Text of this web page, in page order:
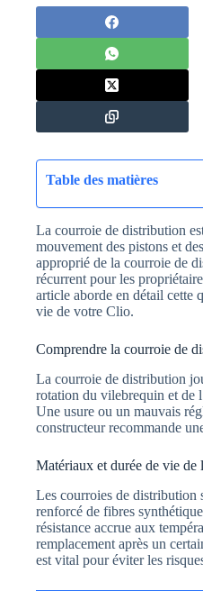
Table des matières
La courroie de distribution
mouvement des pistons et
approprié de la courroie de
récurrent pour les
article aborde en détail cette
vie de votre Clio.
Comprendre la courroie de
La courroie de distribution
rotation du vilebrequin et de
Une usure ou un mauvais
constructeur recommande
Matériaux et durée de vie de
Les courroies de distribution
renforcé de fibres
résistance accrue aux
remplacement après un
est vital pour éviter les